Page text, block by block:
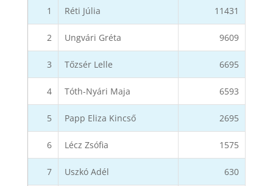
1 Réti Júlia 11431
2 Ungvári Gréta 9609
3 Tőzsér Lelle 6695
4 Tóth-Nyári Maja 6593
5 Papp Eliza Kincső 2695
6 Lécz Zsófia 1575
7 Uszkó Adél 630